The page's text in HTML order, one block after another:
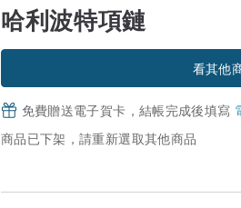
哈利波特項鏈
看其他
免費贈送電子賀卡，結帳完成後填寫
商品已下架，請重新選取其他商品